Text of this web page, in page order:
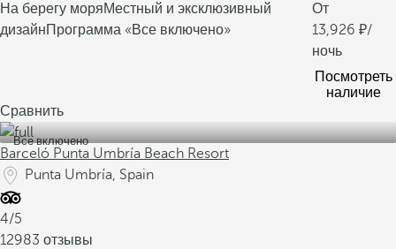
На берегу моряМестный и эксклюзивный
дизайнПрограмма «Все включено»
От
13,926
/
ночь
Посмотреть
наличие
Сравнить
Все включено
Barceló Punta Umbría Beach Resort
Punta Umbría, Spain
4/5
12983 отзывы